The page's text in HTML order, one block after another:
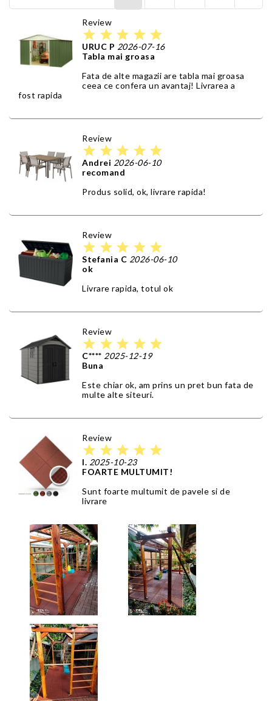
Review
star star star star star
URUC P 2026-07-16
Tabla mai groasa
Fata de alte magazii are tabla mai groasa
ceea ce confera un avantaj! Livrarea a
fost rapida
Review
star star star star star
Andrei 2026-06-10
recomand
Produs solid, ok, livrare rapida!
Review
star star star star star
Stefania C 2026-06-10
ok
Livrare rapida, totul ok
Review
star star star star star
C**** 2025-12-19
Buna
Este chiar ok, am prins un pret bun fata de
multe alte siteuri.
Review
star star star star star
I. 2025-10-23
FOARTE MULTUMIT!
Sunt foarte multumit de pavele si de
livrare